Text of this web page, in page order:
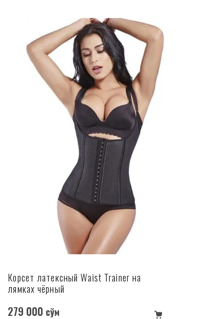
Корсет латексный Waist Trainer на
лямках чёрный
279 000 сўм